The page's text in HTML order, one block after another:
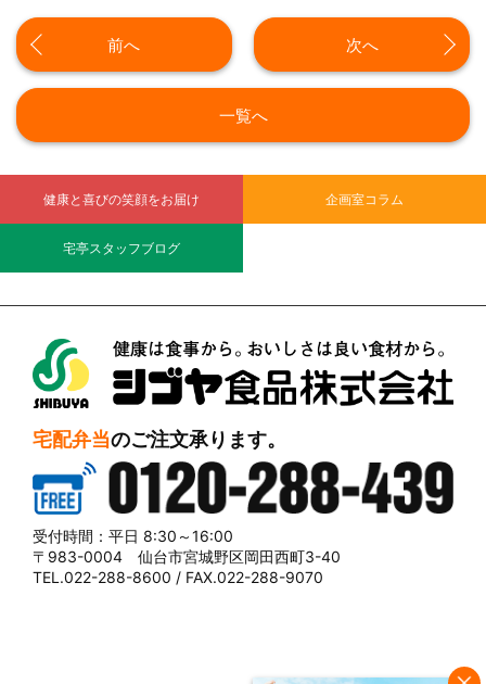
前へ 次へ
一覧へ
健康と喜びの笑顔をお届け 企画室コラム
宅亭スタッフブログ
宅配弁当のご注文承ります。
0120-288-439
受付時間：平日 8:30～16:00
〒983-0004 仙台市宮城野区岡田西町3-40
TEL.022-288-8600 / FAX.022-288-9070